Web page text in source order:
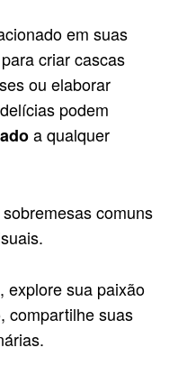
em suas
criar cascas
ou elaborar
podem
a qualquer
comuns
explore sua paixão
compartilhe suas